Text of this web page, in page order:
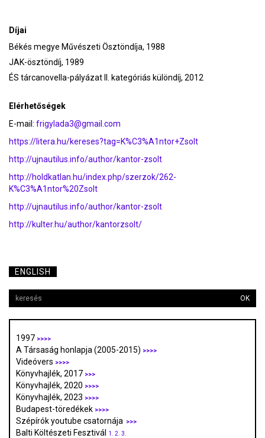
Díjai
Békés megye Művészeti Ösztöndíja, 1988
JAK-ösztöndíj, 1989
ÉS tárcanovella-pályázat II. kategóriás különdíj, 2012
Elérhetőségek
E-mail: frigylada3@gmail.com
https://litera.hu/kereses?tag=K%C3%A1ntor+Zsolt
http://ujnautilus.info/author/kantor-zsolt
http://holdkatlan.hu/index.php/szerzok/262-
K%C3%A1ntor%20Zsolt
http://ujnautilus.info/author/kantor-zsolt
http://kulter.hu/author/kantorzsolt/
ENGLISH
OK
1997 >>>>
A Társaság honlapja (2005-2015) >>>>
Videóvers >>>>
Könyvhajlék, 2017 >>>
Könyvhajlék, 2020 >>>>
Könyvhajlék, 2023 >>>>
Budapest-töredékek >>>>
Szépírók youtube csatornája >>>
Balti Költészeti Fesztivál 1. 2. 3.